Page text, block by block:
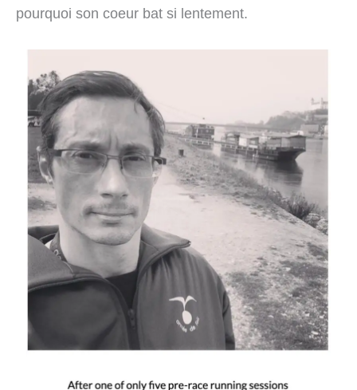
pourquoi son coeur bat si lentement.